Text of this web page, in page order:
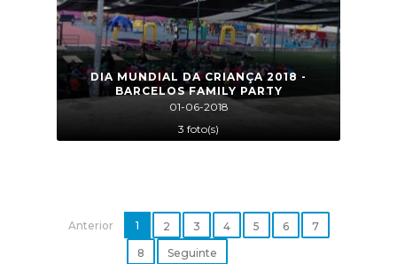
DIA MUNDIAL DA CRIANÇA 2018 -
BARCELOS FAMILY PARTY
01-06-2018
3 foto(s)
Anterior 1 2 3 4 5 6
7
8
Seguinte